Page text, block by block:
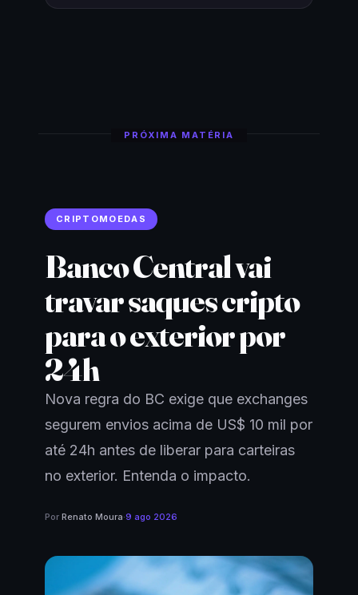
PRÓXIMA MATÉRIA
CRIPTOMOEDAS
Banco Central vai
travar saques cripto
para o exterior por
24h
Nova regra do BC exige que exchanges
segurem envios acima de US$ 10 mil por
até 24h antes de liberar para carteiras
no exterior. Entenda o impacto.
Por Renato Moura·9 ago 2026